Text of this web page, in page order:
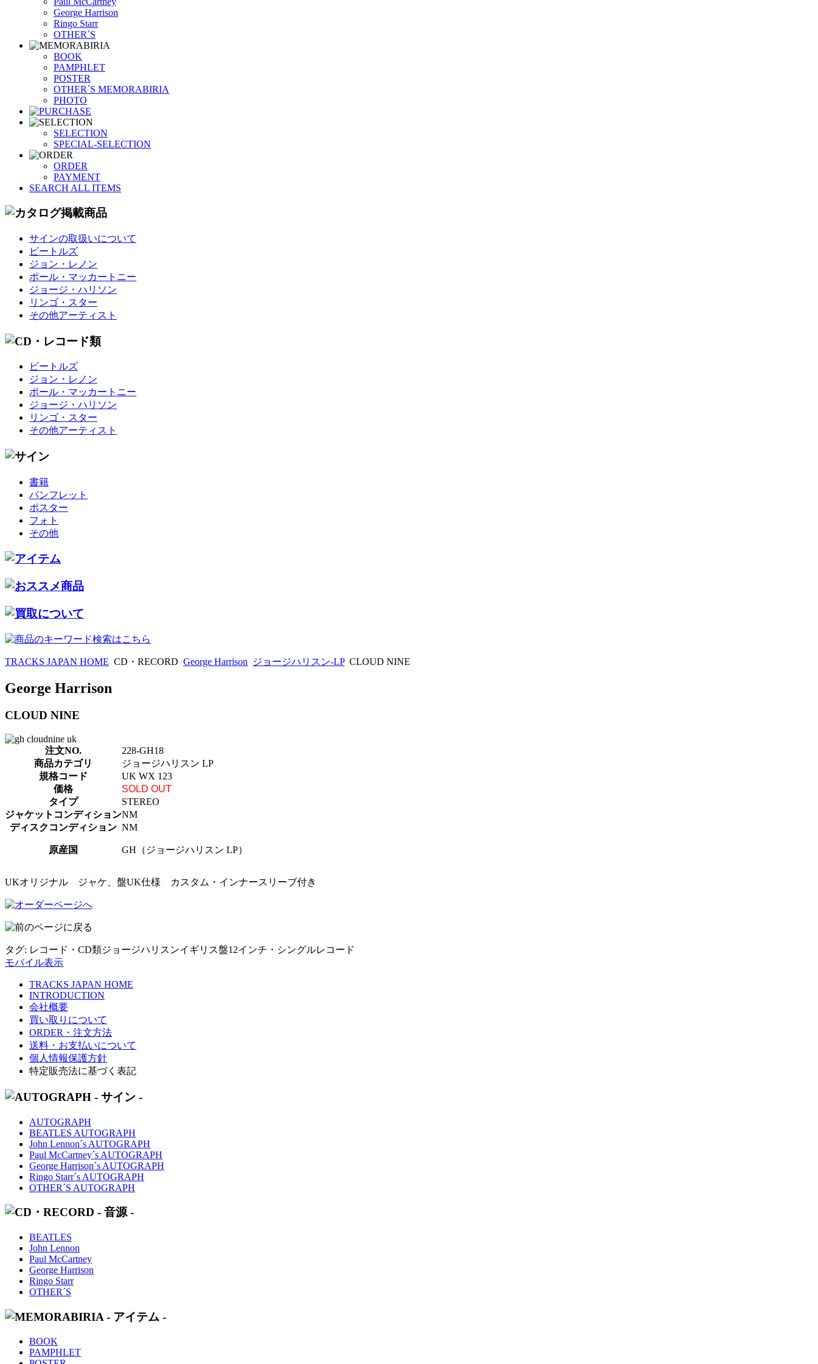
George Harrison
Ringo Starr
OTHER´S
BOOK
PAMPHLET
POSTER
OTHER´S MEMORABIRIA
PHOTO
SELECTION
SPECIAL-SELECTION
ORDER
PAYMENT
SEARCH ALL ITEMS
サインの取扱いについて
ビートルズ
ジョン・レノン
ポール・マッカートニー
ジョージ・ハリソン
リンゴ・スター
その他アーティスト
ビートルズ
ジョン・レノン
ポール・マッカートニー
ジョージ・ハリソン
リンゴ・スター
その他アーティスト
書籍
パンフレット
ポスター
フォト
その他
TRACKS JAPAN HOME CD・RECORD George Harrison ジョージハリスン-LP CLOUD NINE
George Harrison
CLOUD NINE
注文NO.
228-GH18
商品カテゴリ
ジョージハリスン LP
規格コード
UK WX 123
価格
SOLD OUT
タイプ
STEREO
ジャケットコンディションNM
ディスクコンディション NM
原産国 GH（ジョージハリスン LP）
UKオリジナル ジャケ、盤UK仕様 カスタム・インナースリーブ付き
タグ: レコード・CD類ジョージハリスンイギリス盤12インチ・シングルレコード
モバイル表示
TRACKS JAPAN HOME
INTRODUCTION
会社概要
買い取りについて
ORDER・注文方法
送料・お支払いについて
個人情報保護方針
特定販売法に基づく表記
AUTOGRAPH
BEATLES AUTOGRAPH
John Lennon´s AUTOGRAPH
Paul McCartney´s AUTOGRAPH
George Harrison´s AUTOGRAPH
Ringo Starr´s AUTOGRAPH
OTHER´S AUTOGRAPH
BEATLES
John Lennon
Paul McCartney
George Harrison
Ringo Starr
OTHER´S
BOOK
PAMPHLET